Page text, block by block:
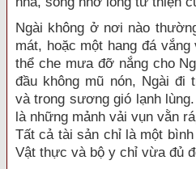
Ngài không ở nơi nào
mát, hoặc một hang đá
thể che mưa đỡ nắng cho
đầu không mũ nón, Ngài đi
và trong sương gió lạnh
là những mảnh vải vụn vằn
Tất cả tài sản chỉ là một
Vật thực và bộ y chỉ vừa đủ